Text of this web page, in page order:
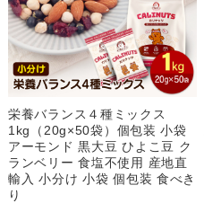
栄養バランス４種ミックス
1kg（20g×50袋）個包装 小袋
アーモンド 黒大豆 ひよこ豆 ク
ランベリー 食塩不使用 産地直
輸入 小分け 小袋 個包装 食べき
り